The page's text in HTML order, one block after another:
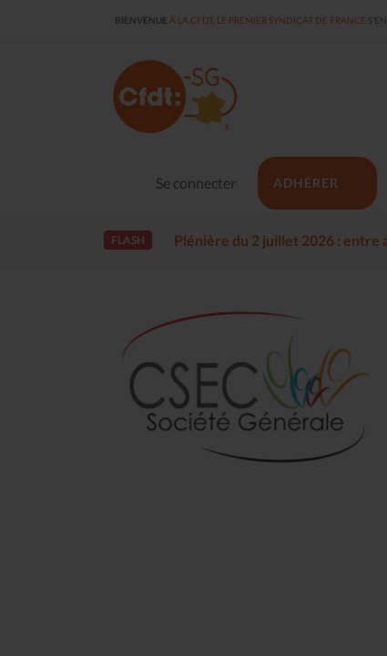
BIENVENUE À LA CFDT, LE PREMIER SYNDICAT DE FRANCE
Se connecter ADHÉRER
FLASH Plénière du 2 juillet 2026 : entre